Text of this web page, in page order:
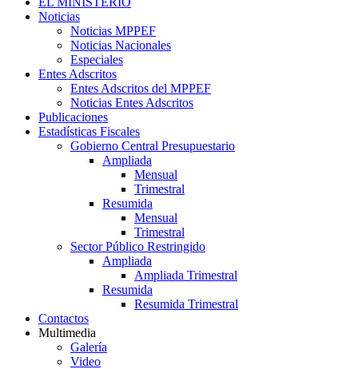
Noticias
Noticias MPPEF
Noticias Nacionales
Especiales
Entes Adscritos
Entes Adscritos del MPPEF
Noticias Entes Adscritos
Publicaciones
Estadísticas Fiscales
Gobierno Central Presupuestario
Ampliada
Mensual
Trimestral
Resumida
Mensual
Trimestral
Sector Público Restringido
Ampliada
Ampliada Trimestral
Resumida
Resumida Trimestral
Contactos
Multimedia
Galería
Video